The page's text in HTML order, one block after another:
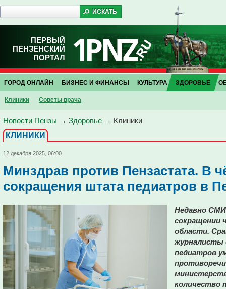
ПЕРВЫЙ
ПЕНЗЕНСКИЙ
ПОРТАЛ
ГОРОД ОНЛАЙН БИЗНЕС И ФИНАНСЫ КУЛЬТУРА ЗДОРОВЬЕ
Клиники Советы врача
Новости Пензы → Здоровье → Клиники
КЛИНИКИ
12 декабря 2025, 06:00
Минздрав против Пензастата. В
сокращения штата педиатров в
Недавно СМИ
сокращении
области.
журналисты
педиатров
количество